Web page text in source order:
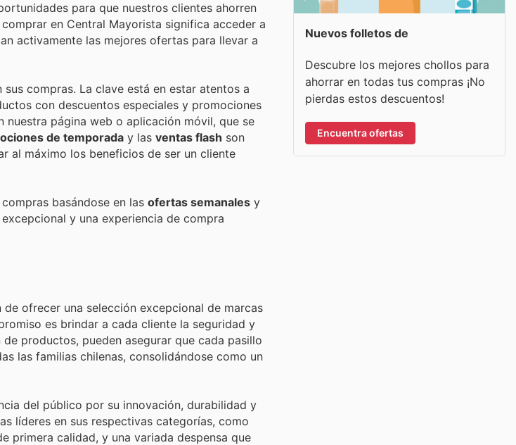
para que nuestros clientes ahorren
en Central Mayorista significa acceder a
activamente las mejores ofertas para llevar a
compras. La clave está en estar atentos a
con descuentos especiales y promociones
nuestra página web o aplicación móvil, que se
de temporada y las ventas flash son
al máximo los beneficios de ser un cliente
basándose en las ofertas semanales y
y una experiencia de compra
ofrecer una selección excepcional de marcas
es brindar a cada cliente la seguridad y
productos, pueden asegurar que cada pasillo
las familias chilenas, consolidándose como un
del público por su innovación, durabilidad y
líderes en sus respectivas categorías, como
primera calidad, y una variada despensa que
Nuevos folletos de
Descubre los mejores chollos para
ahorrar en todas tus compras ¡No
pierdas estos descuentos!
Encuentra ofertas